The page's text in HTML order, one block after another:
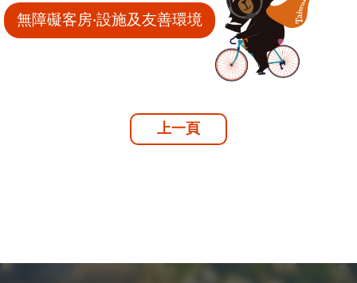
無障礙客房‧設施及友善環境
上一頁